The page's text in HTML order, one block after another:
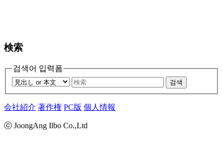
検索
검색어 입력폼
검색
会社紹介 著作権 PC版 個人情報
ⓒ JoongAng Ilbo Co.,Ltd